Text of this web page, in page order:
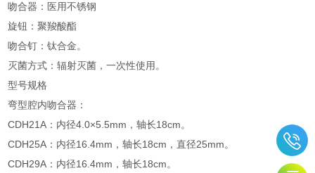
吻合器：医用不锈钢
旋钮：聚羧酸酯
吻合钉：钛合金。
灭菌方式：辐射灭菌，一次性使用。
型号规格
弯型腔内吻合器：
CDH21A：内径4.0×5.5mm，轴长18cm。
CDH25A：内径16.4mm，轴长18cm，直径25mm。
CDH29A：内径16.4mm，轴长18cm。